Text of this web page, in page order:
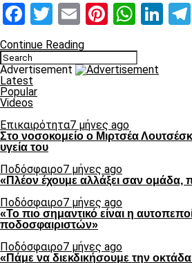
Facebook
Twitter
EmailPinterest
Continue Reading
Advertisement
Latest
Popular
Videos
Επικαιρότητα7 μήνες ago
Στο νοσοκομείο ο Μιρτσέα
υγεία του
Ποδόσφαιρο7 μήνες ago
«Πλέον έχουμε αλλάξει σαν ομάδα,
Ποδόσφαιρο7 μήνες ago
«Το πιο σημαντικό είναι η
ποδοσφαιριστών»
Ποδόσφαιρο7 μήνες ago
«Πάμε να διεκδικήσουμε την